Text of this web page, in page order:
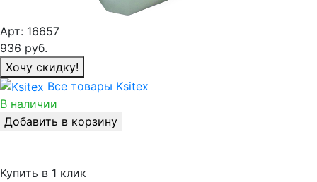
Арт: 16657
936 руб.
Хочу скидку!
Все товары Ksitex
В наличии
Добавить в корзину
Купить в 1 клик